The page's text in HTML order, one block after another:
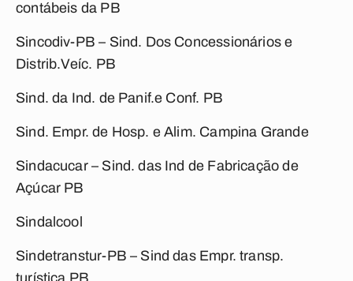
contábeis da PB
Sincodiv-PB – Sind. Dos Concessionários e
Distrib.Veíc. PB
Sind. da Ind. de Panif.e Conf. PB
Sind. Empr. de Hosp. e Alim. Campina Grande
Sindacucar – Sind. das Ind de Fabricação de
Açúcar PB
Sindalcool
Sindetranstur-PB – Sind das Empr. transp.
turística PB